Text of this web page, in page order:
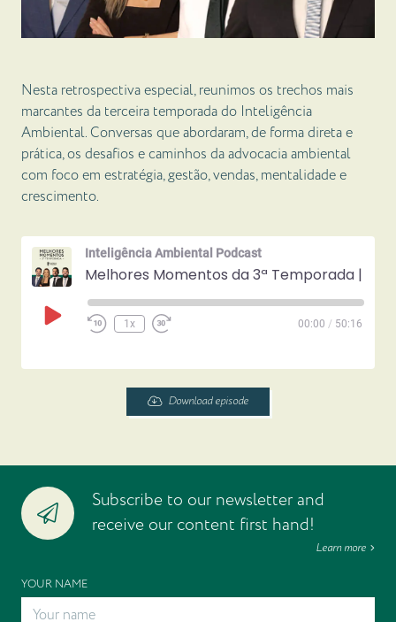
Nesta retrospectiva especial, reunimos os trechos mais
marcantes da terceira temporada do Inteligência
Ambiental. Conversas que abordaram, de forma direta e
prática, os desafios e caminhos da advocacia ambiental
com foco em estratégia, gestão, vendas, mentalidade e
crescimento.
Inteligência Ambiental Podcast
Play
Episode
1x 00:00 / 50:16
Download episode
Subscribe to our newsletter and
receive our content first hand!
Learn more
YOUR NAME